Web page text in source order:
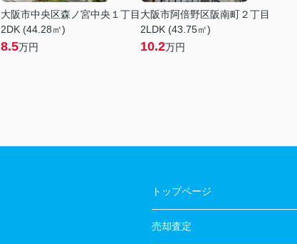
大阪市中央区森ノ宮中央１丁目
2DK (44.28㎡)
8.5万円
大阪市阿倍野区阪南町２丁目
2LDK (43.75㎡)
10.2万円
トップページ
売却査定